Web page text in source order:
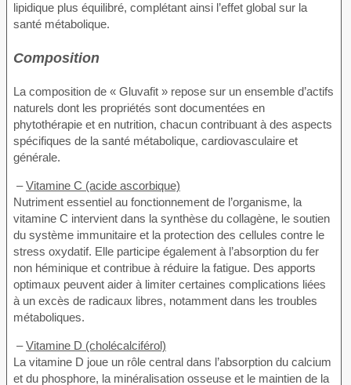
lipidique plus équilibré, complétant ainsi l’effet global sur la
santé métabolique.
Composition
La composition de « Gluvafit » repose sur un ensemble d’actifs
naturels dont les propriétés sont documentées en
phytothérapie et en nutrition, chacun contribuant à des aspects
spécifiques de la santé métabolique, cardiovasculaire et
générale.
–Vitamine C (acide ascorbique)
Nutriment essentiel au fonctionnement de l’organisme, la
vitamine C intervient dans la synthèse du collagène, le soutien
du système immunitaire et la protection des cellules contre le
stress oxydatif. Elle participe également à l’absorption du fer
non héminique et contribue à réduire la fatigue. Des apports
optimaux peuvent aider à limiter certaines complications liées
à un excès de radicaux libres, notamment dans les troubles
métaboliques.
–Vitamine D (cholécalciférol)
La vitamine D joue un rôle central dans l’absorption du calcium
et du phosphore, la minéralisation osseuse et le maintien de la